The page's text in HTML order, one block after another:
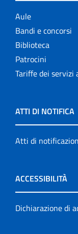
Aule
Bandi e concorsi
Biblioteca
Patrocini
Tariffe dei servizi
ATTI DI NOTIFICA
Atti di
ACCESSIBILITÀ
Dichiarazione di